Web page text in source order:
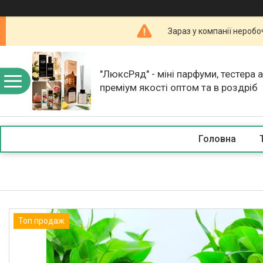
Зараз у компанії
"ЛюксРяд" - міні парфуми, тестера
преміум якості оптом та в роздріб
Головна
Топ продаж